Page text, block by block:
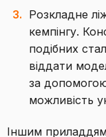
Розкладне
кемпінгу.
подібних
віддати
за
можливість
Іншим